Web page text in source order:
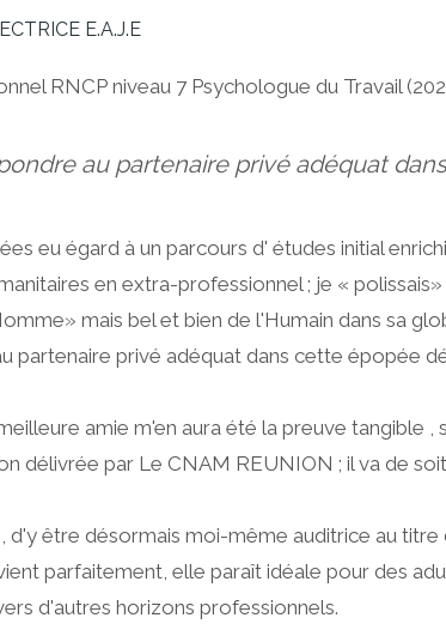
E.A.J.E
RNCP niveau 7 Psychologue du Travail
au partenaire privé adéquat
eu égard à un parcours d' études initial
en extra-professionnel ; je «
mais bel et bien de l'Humain dans sa
partenaire privé adéquat dans cette épopée
amie m'en aura été la preuve tangible ,
délivrée par Le CNAM REUNION ; il va de
d'y être désormais moi-même auditrice au titre
parfaitement, elle paraît idéale pour des
d'autres horizons professionnels.